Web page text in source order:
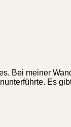
Bei meiner
Es